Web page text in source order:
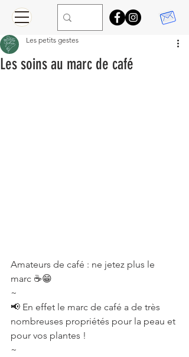
Les soins au marc de café
Les petits gestes
Amateurs de café : ne jetez plus le
marc ☕😁
~
📢 En effet le marc de café a de très
nombreuses propriétés pour la peau et
pour vos plantes !
~